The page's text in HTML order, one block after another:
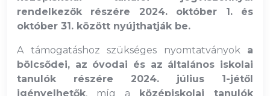
rendelkezők részére 2024. október 1. és
október 31. között nyújthatják be.
A támogatáshoz szükséges nyomtatványok a
bölcsődei, az óvodai és az általános iskolai
tanulók részére 2024. július 1-jétől
igényelhetők, míg a középiskolai tanulók